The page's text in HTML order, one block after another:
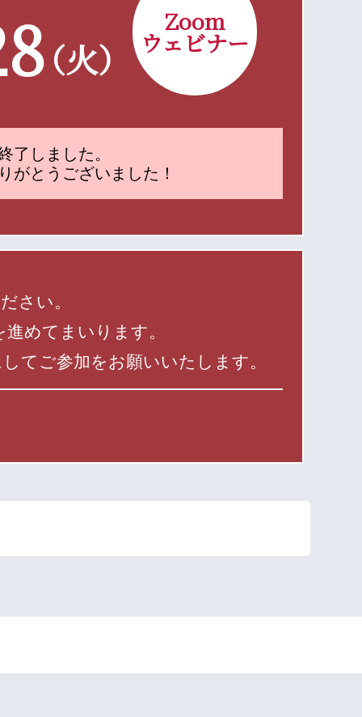
（火）
Zoom
ウェビナー
了しました。
がとうございました！
さい。
めてまいります。
てご参加をお願いいたします。